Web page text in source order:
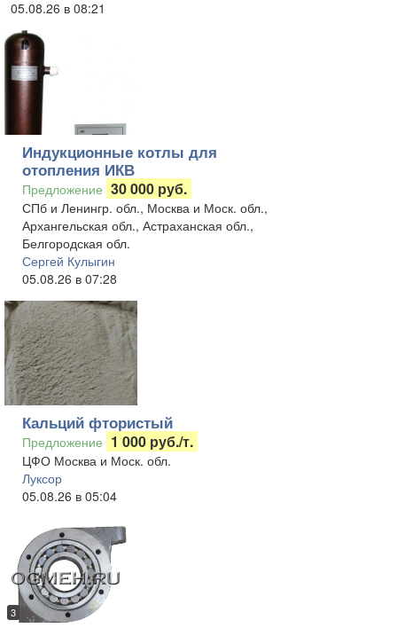
05.08.26 в 08:21
Индукционные котлы для
отопления ИКВ
Предложение 30 000 руб.
СПб и Ленингр. обл., Москва и Моск. обл.,
Архангельская обл., Астраханская обл.,
Белгородская обл.
Сергей Кулыгин
05.08.26 в 07:28
Кальций фтористый
Предложение 1 000 руб./т.
ЦФО Москва и Моск. обл.
Луксор
05.08.26 в 05:04
3